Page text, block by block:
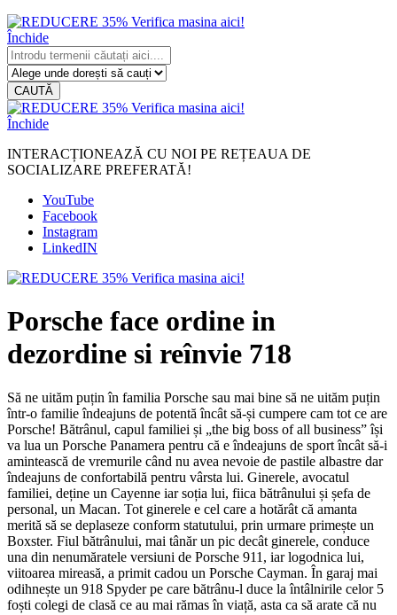
Închide
CAUTĂ
Închide
INTERACȚIONEAZĂ CU NOI PE REȚEAUA DE
SOCIALIZARE PREFERATĂ!
YouTube
Facebook
Instagram
LinkedIN
Porsche face ordine in
dezordine si reînvie 718
Să ne uităm puțin în familia Porsche sau mai bine să ne uităm puțin
într-o familie îndeajuns de potentă încât să-și cumpere cam tot ce are
Porsche! Bătrânul, capul familiei și „the big boss of all business” își
va lua un Porsche Panamera pentru că e îndeajuns de sport încât să-i
amintească de vremurile când nu avea nevoie de pastile albastre dar
îndeajuns de confortabilă pentru vârsta lui. Ginerele, avocatul
familiei, deține un Cayenne iar soția lui, fiica bătrânului și șefa de
personal, un Macan. Tot ginerele e cel care a hotărât că amanta
merită să se deplaseze conform statutului, prin urmare primește un
Boxster. Fiul bătrânului, mai tânăr un pic decât ginerele, conduce
una din nenumăratele versiuni de Porsche 911, iar logodnica lui,
viitoarea mireasă, a primit cadou un Porsche Cayman. În garaj mai
odihnește un 918 Spyder pe care bătrânu-l duce la întâlnirile celor 5
foști colegi de clasă ce au mai rămas în viață, asta ca să arate că nu